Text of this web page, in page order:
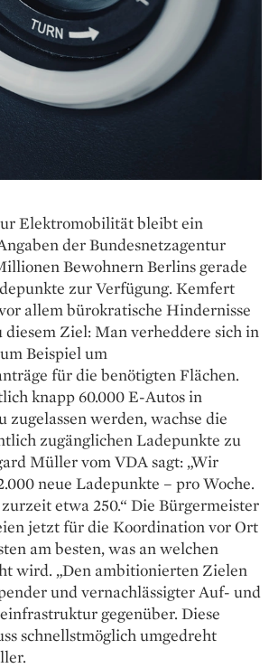
Elektromobilität bleibt ein
der Bundesnetzagentur
Bewohnern Berlins gerade
zur Verfügung. Kemfert
allem bürokratische Hindernisse
diesem Ziel: Man verheddere sich in
Beispiel um
für die benötigten Flächen.
knapp 60.000 E-Autos in
zugelassen werden, wachse die
zugänglichen Ladepunkte zu
Müller vom VDA sagt: „Wir
neue Ladepunkte – pro Woche.
etwa 250.“ Die Bürgermeister
jetzt für die Koordination vor Ort
am besten, was an welchen
wird. „Den ambitionierten Zielen
und vernachlässigter Auf- und
gegenüber. Diese
schnellstmöglich umgedreht